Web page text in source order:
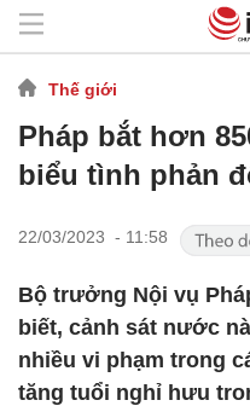
Thế giới
Pháp bắt hơn
biểu tình phản
22/03/2023 - 11:58
Bộ trưởng Nội vụ
biết, cảnh sát nước
nhiều vi phạm trong
tăng tuổi nghỉ hưu